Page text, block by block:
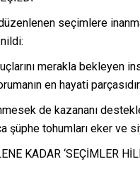
düzenlenen seçimlere
merakla bekleyen
en hayati parçasıdır.
de kazananı
tohumları eker ve
KADAR ‘SEÇİMLER